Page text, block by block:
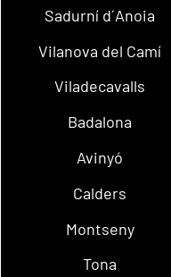
Sadurní d´Anoia
Vilanova del Camí
Viladecavalls
Badalona
Avinyó
Calders
Montseny
Tona